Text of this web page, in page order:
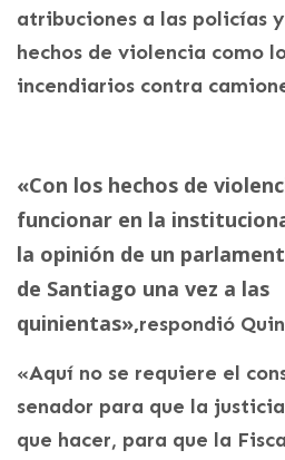
atribuciones a las policías
hechos de violencia como
incendiarios contra
«Con los hechos de
funcionar en la
la opinión de un
de Santiago una vez a las
quinientas»,respondió
«Aquí no se requiere el
senador para que la
que hacer, para que la